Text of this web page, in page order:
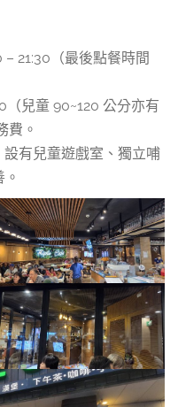
21:30（最後點餐時間
兒童 90~120 公分亦有
費。
有兒童遊戲室、獨立哺